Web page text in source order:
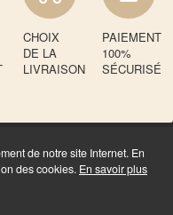
de notre site Internet. En
des cookies. En savoir plus
CHOIX
DE LA
LIVRAISON
PAIEMENT
100%
SÉCURISÉ